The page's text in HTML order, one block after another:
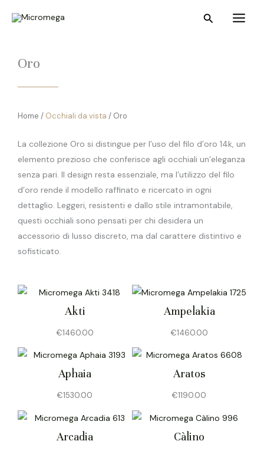
Cerca
Main
Oro
Home / Occhiali da vista / Oro
La collezione Oro si distingue per l’uso del filo d’oro 14k, un
elemento prezioso che conferisce agli occhiali un’eleganza
senza pari. Il design resta essenziale, ma l’utilizzo del filo
d’oro rende il modello raffinato e ricercato in ogni
dettaglio. Leggeri, resistenti e dallo stile intramontabile,
questi occhiali sono pensati per chi desidera un
accessorio di lusso discreto, ma dal carattere distintivo e
sofisticato.
Akti
€1460.00
Ampelakia
€1460.00
Aphaia
€1530.00
Aratos
€1190.00
Arcadia Càlino